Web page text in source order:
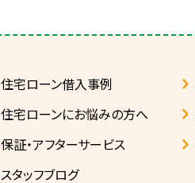
住宅ローン借入事例
住宅ローンにお悩みの方へ
保証・アフターサービス
スタッフブログ